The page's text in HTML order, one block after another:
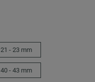
21 - 23 mm
40 - 43 mm